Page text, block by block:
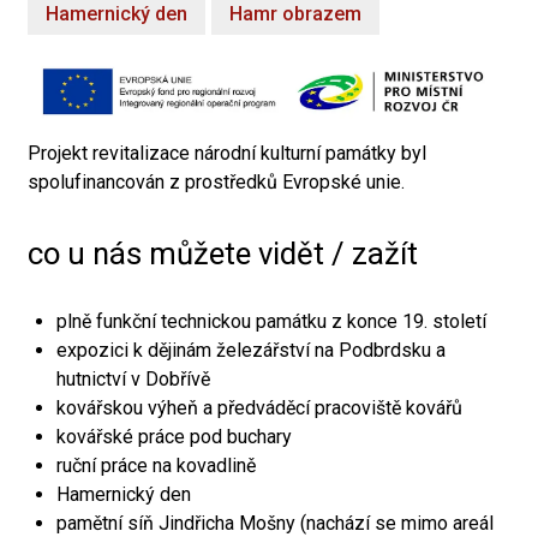
Hamernický den Hamr obrazem
Projekt revitalizace národní kulturní památky byl
spolufinancován z prostředků Evropské unie.
co u nás můžete vidět / zažít
plně funkční technickou památku z konce 19. století
expozici k dějinám železářství na Podbrdsku a
hutnictví v Dobřívě
kovářskou výheň a předváděcí pracoviště kovářů
kovářské práce pod buchary
ruční práce na kovadlině
Hamernický den
pamětní síň Jindřicha Mošny (nachází se mimo areál